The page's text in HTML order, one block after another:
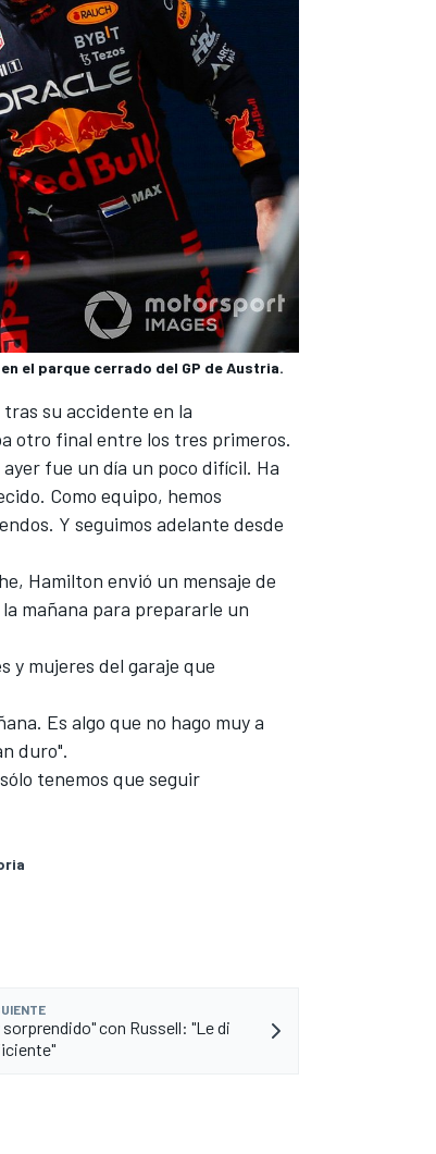
el parque cerrado del GP de Austria.
su accidente en la
otro final entre los tres primeros.
fue un día un poco difícil. Ha
Como equipo, hemos
Y seguimos adelante desde
Hamilton envió un mensaje de
mañana para prepararle un
y mujeres del garaje que
Es algo que no hago muy a
duro".
tenemos que seguir
sorprendido" con Russell: "Le di